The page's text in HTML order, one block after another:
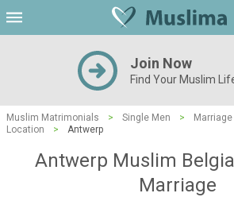
Join Now
Find Your Muslim
Muslim Matrimonials > Single Men > Marriage
Location
> Antwerp
Antwerp Muslim
Marriage